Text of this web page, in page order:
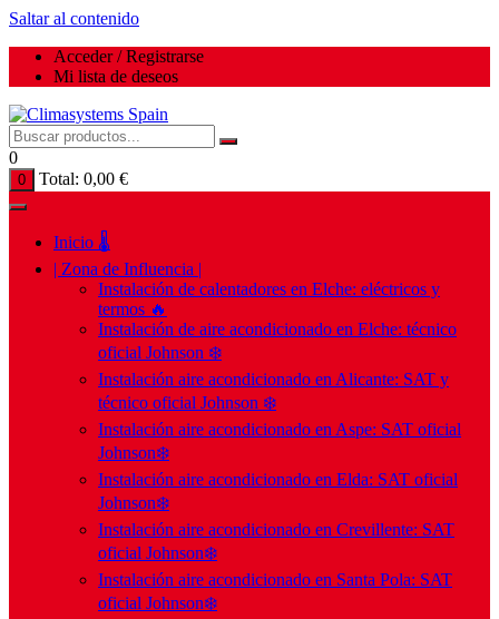
Saltar al contenido
Acceder / Registrarse
Mi lista de deseos
0
0 Total: 0,00 €
Inicio 🌡️
| Zona de Influencia |
Instalación de calentadores en Elche: eléctricos y
termos 🔥
Instalación de aire acondicionado en Elche: técnico
oficial Johnson ❄️
Instalación aire acondicionado en Alicante: SAT y
técnico oficial Johnson ❄️
Instalación aire acondicionado en Aspe: SAT oficial
Johnson❄️
Instalación aire acondicionado en Elda: SAT oficial
Johnson❄️
Instalación aire acondicionado en Crevillente: SAT
oficial Johnson❄️
Instalación aire acondicionado en Santa Pola: SAT
oficial Johnson❄️